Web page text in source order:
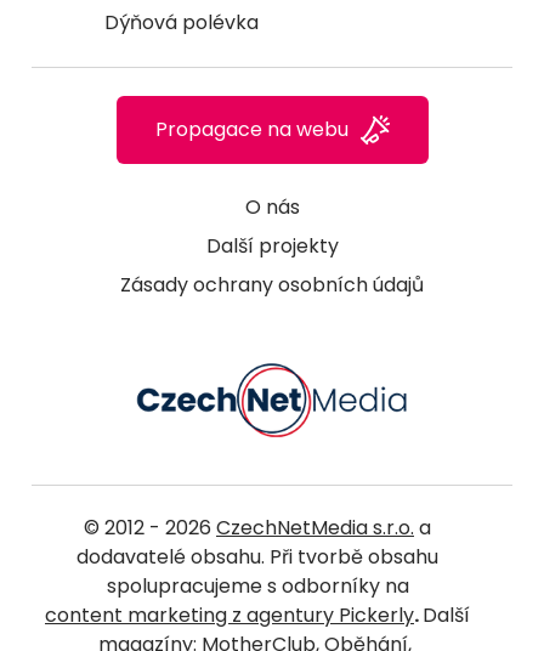
Dýňová polévka
O nás
Další projekty
Zásady ochrany osobních údajů
Propagace na webu
© 2012 - 2026 CzechNetMedia s.r.o. a
dodavatelé obsahu. Při tvorbě obsahu
spolupracujeme s odborníky na
content marketing z agentury Pickerly.Další
magazíny: MotherClub,Oběhání,